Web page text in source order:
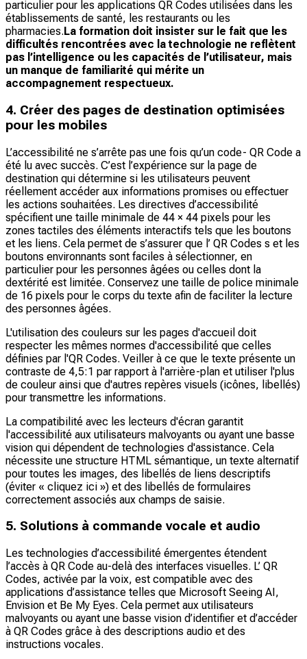
particulier pour les applications QR Codes utilisées dans les
établissements de santé, les restaurants ou les
pharmacies. La formation doit insister sur le fait que les
difficultés rencontrées avec la technologie ne reflètent
pas l’intelligence ou les capacités de l’utilisateur, mais
un manque de familiarité qui mérite un
accompagnement respectueux.​
4. Créer des pages de destination optimisées
pour les mobiles
L’accessibilité ne s’arrête pas une fois qu’un code- QR Code a
été lu avec succès. C’est l’expérience sur la page de
destination qui détermine si les utilisateurs peuvent
réellement accéder aux informations promises ou effectuer
les actions souhaitées. Les directives d’accessibilité
spécifient une taille minimale de 44 × 44 pixels pour les
zones tactiles des éléments interactifs tels que les boutons
et les liens. Cela permet de s’assurer que l’ QR Codes s et les
boutons environnants sont faciles à sélectionner, en
particulier pour les personnes âgées ou celles dont la
dextérité est limitée. Conservez une taille de police minimale
de 16 pixels pour le corps du texte afin de faciliter la lecture
des personnes âgées.
L'utilisation des couleurs sur les pages d'accueil doit
respecter les mêmes normes d'accessibilité que celles
définies par l'QR Codes. Veiller à ce que le texte présente un
contraste de 4,5:1 par rapport à l'arrière-plan et utiliser l'plus
de couleur ainsi que d'autres repères visuels (icônes, libellés)
pour transmettre les informations.
La compatibilité avec les lecteurs d'écran garantit
l'accessibilité aux utilisateurs malvoyants ou ayant une basse
vision qui dépendent de technologies d'assistance. Cela
nécessite une structure HTML sémantique, un texte alternatif
pour toutes les images, des libellés de liens descriptifs
(éviter « cliquez ici ») et des libellés de formulaires
correctement associés aux champs de saisie.
5. Solutions à commande vocale et audio
Les technologies d’accessibilité émergentes étendent
l’accès à QR Code au-delà des interfaces visuelles. L’ QR
Codes, activée par la voix, est compatible avec des
applications d’assistance telles que Microsoft Seeing AI,
Envision et Be My Eyes. Cela permet aux utilisateurs
malvoyants ou ayant une basse vision d’identifier et d’accéder
à QR Codes grâce à des descriptions audio et des
instructions vocales.​